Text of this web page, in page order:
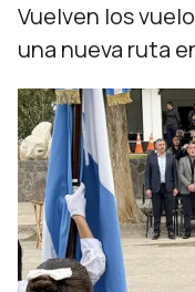
Vuelven los
una nueva ruta